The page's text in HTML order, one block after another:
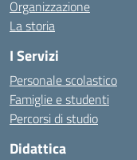
Organizzazione
La storia
I Servizi
Personale scolastico
Famiglie e studenti
Percorsi di studio
Didattica